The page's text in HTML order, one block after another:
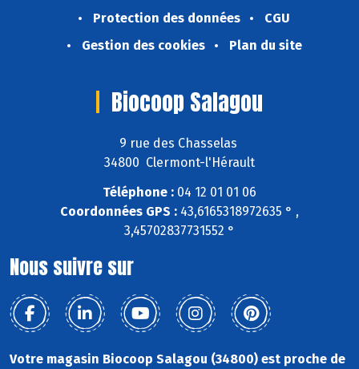
Protection des données
CGU
Gestion des cookies
Plan du site
Biocoop Salagou
9 rue des Chasselas
34800 Clermont-l'Hérault
Téléphone : 04 12 01 01 06
Coordonnées GPS : 43,6165318972635 ° ,
3,45702837731552 °
Nous suivre sur
Votre magasin Biocoop Salagou (34800) est proche de